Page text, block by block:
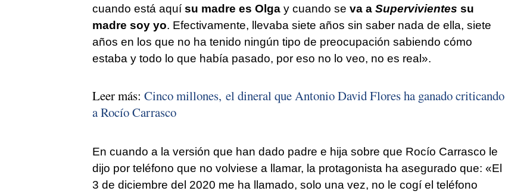
cuando está aquísu madre es Olgay cuando se va a Supervivientes su
madre soy yo. Efectivamente, llevaba siete años sin saber nada de ella, siete
años en los que no ha tenido ningún tipo de preocupación sabiendo cómo
estaba y todo lo que había pasado, por eso no lo veo, no es real».
Leer más: Cinco millones, el dineral que Antonio David Flores ha ganado criticando
a Rocío Carrasco
En cuando a la versión que han dado padre e hija sobre que Rocío Carrasco le
dijo por teléfono que no volviese a llamar, la protagonista ha asegurado que: «El
3 de diciembre del 2020 me ha llamado, solo una vez, no le cogí el teléfono